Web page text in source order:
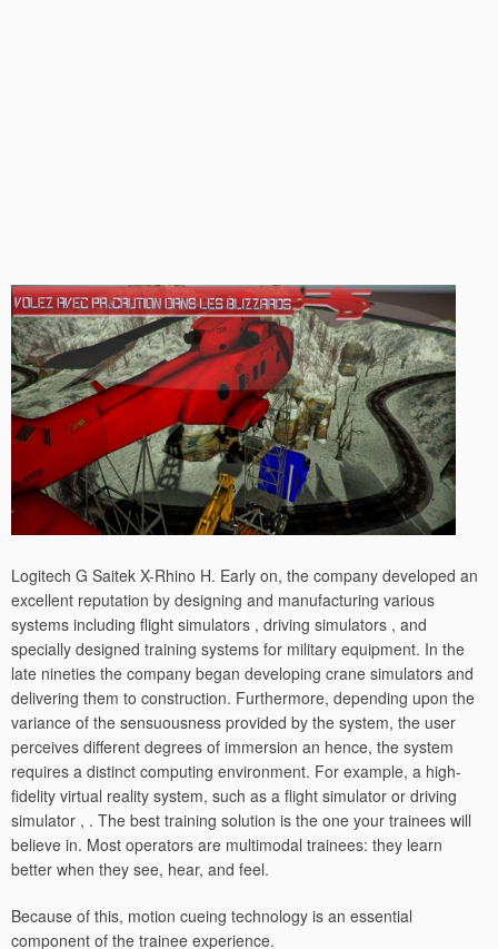
Logitech G Saitek X-Rhino H. Early on, the company developed an
excellent reputation by designing and manufacturing various
systems including flight simulators , driving simulators , and
specially designed training systems for military equipment. In the
late nineties the company began developing crane simulators and
delivering them to construction. Furthermore, depending upon the
variance of the sensuousness provided by the system, the user
perceives different degrees of immersion an hence, the system
requires a distinct computing environment. For example, a high-
fidelity virtual reality system, such as a flight simulator or driving
simulator , . The best training solution is the one your trainees will
believe in. Most operators are multimodal trainees: they learn
better when they see, hear, and feel.
Because of this, motion cueing technology is an essential
component of the trainee experience.